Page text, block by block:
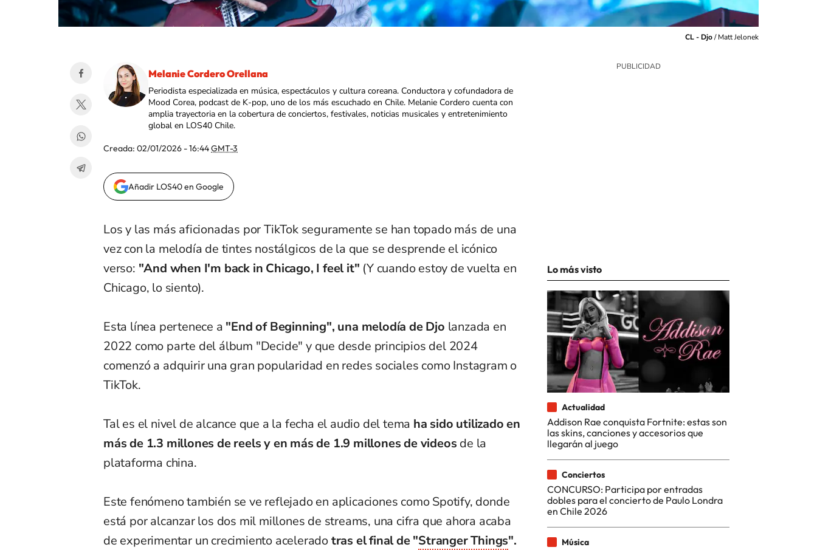
CL - Djo/Matt Jelonek
Melanie Cordero Orellana
Periodista especializada en música, espectáculos y cultura coreana. Conductora y cofundadora de
Mood Corea, podcast de K-pop, uno de los más escuchado en Chile. Melanie Cordero cuenta con
amplia trayectoria en la cobertura de conciertos, festivales, noticias musicales y entretenimiento
global en LOS40 Chile.
Creada: 02/01/2026 - 16:44GMT-3
Añadir LOS40 en Google
Los y las más aficionadas por TikTok seguramente se han topado más de una
vez con la melodía de tintes nostálgicos de la que se desprende el icónico
verso: "And when I'm back in Chicago, I feel it" (Y cuando estoy de vuelta en
Chicago, lo siento).
Esta línea pertenece a "End of Beginning", una melodía de Djo lanzada en
2022 como parte del álbum "Decide" y que desde principios del 2024
comenzó a adquirir una gran popularidad en redes sociales como Instagram o
TikTok.
Tal es el nivel de alcance que a la fecha el audio del tema ha sido utilizado en
más de 1.3 millones de reels y en más de 1.9 millones de videos de la
plataforma china.
Este fenómeno también se ve reflejado en aplicaciones como Spotify, donde
está por alcanzar los dos mil millones de streams, una cifra que ahora acaba
de experimentar un crecimiento aceleradotras el final de "Stranger Things".
Lo más visto
Actualidad
Addison Rae conquista Fortnite: estas son
las skins, canciones y accesorios que
llegarán al juego
Conciertos
CONCURSO: Participa por entradas
dobles para el concierto de Paulo Londra
en Chile 2026
Música